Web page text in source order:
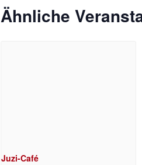
Ähnliche
Juzi-Café